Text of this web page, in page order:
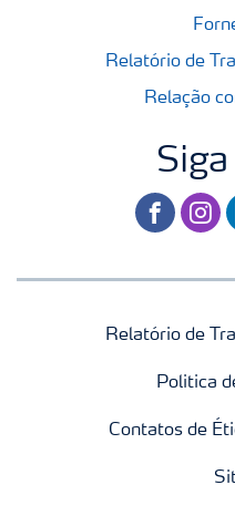
Relatório de
Relação
Siga
facebook
Relatório de
Politica
Contatos de